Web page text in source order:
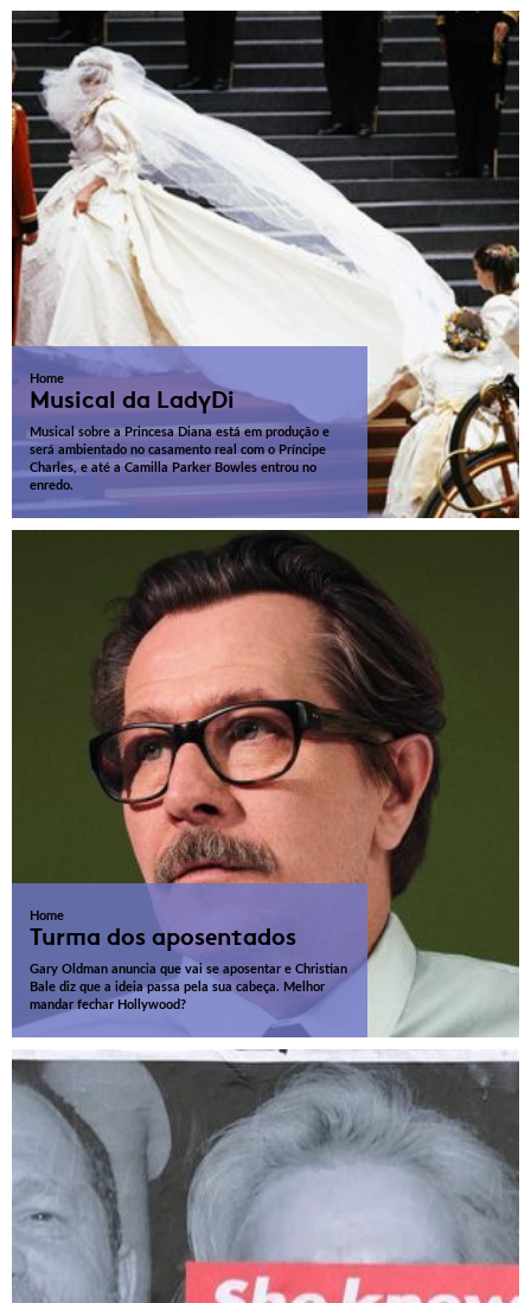
Home
Musical da LadyDi
Musical sobre a Princesa Diana está em produção e
será ambientado no casamento real com o Príncipe
Charles, e até a Camilla Parker Bowles entrou no
enredo.
Home
Turma dos aposentados
Gary Oldman anuncia que vai se aposentar e Christian
Bale diz que a ideia passa pela sua cabeça. Melhor
mandar fechar Hollywood?